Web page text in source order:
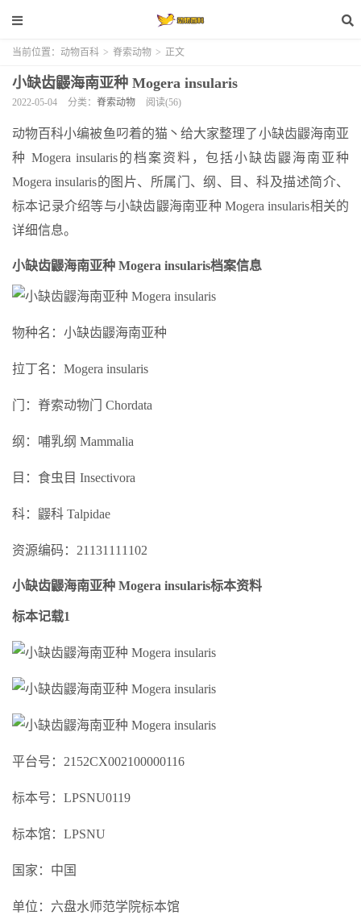
当前位置： 动物百科 > 脊索动物 > 正文
小缺齿鼹海南亚种 Mogera insularis
2022-05-04 分类： 脊索动物 阅读(56)
动物百科小编被鱼叼着的猫丶给大家整理了小缺齿鼹海南亚
种 Mogera insularis的档案资料，包括小缺齿鼹海南亚种
Mogera insularis的图片、所属门、纲、目、科及描述简介、
标本记录介绍等与小缺齿鼹海南亚种 Mogera insularis相关的
详细信息。
小缺齿鼹海南亚种 Mogera insularis档案信息
物种名：小缺齿鼹海南亚种
拉丁名：Mogera insularis
门：脊索动物门 Chordata
纲：哺乳纲 Mammalia
目：食虫目 Insectivora
科：鼹科 Talpidae
资源编码：21131111102
小缺齿鼹海南亚种 Mogera insularis标本资料
标本记载1
平台号：2152CX002100000116
标本号：LPSNU0119
标本馆：LPSNU
国家：中国
单位：六盘水师范学院标本馆